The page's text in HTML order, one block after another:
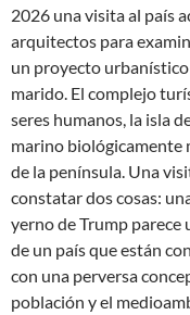
2026 una visita al país
arquitectos para
un proyecto urbanístico
marido. El complejo
seres humanos, la isla
marino biológicamente
de la península. Una
constatar dos cosas:
yerno de Trump parece
de un país que están
con una perversa
población y el